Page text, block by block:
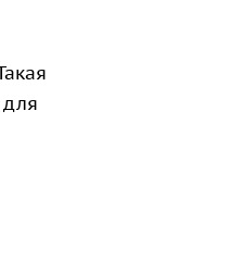
для